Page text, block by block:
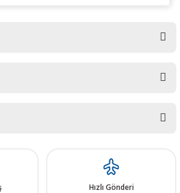
LÜTFEN Sorularınızı bu alana yazmayınız.
öneri formunu kullanarak tarafımıza
ederiz.
Hızlı Gönderi